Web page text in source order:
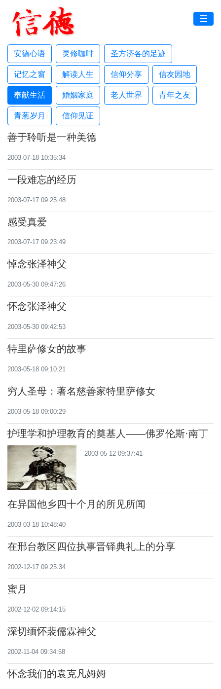
安德心语 灵修咖啡 圣方济各的足迹
记忆之窗 解读人生 信仰分享 信友园地
奉献生活 婚姻家庭 老人世界 青年之友
青葱岁月 信仰见证
善于聆听是一种美德
2003-07-18 10:35:34
一段难忘的经历
2003-07-17 09:25:48
感受真爱
2003-07-17 09:23:49
悼念张泽神父
2003-05-30 09:47:26
怀念张泽神父
2003-05-30 09:42:53
特里萨修女的故事
2003-05-18 09:10:21
穷人圣母：著名慈善家特里萨修女
2003-05-18 09:00:29
护理学和护理教育的奠基人——佛罗伦斯·南丁
格尔
2003-05-12 09:37:41
在异国他乡四十个月的所见所闻
2003-03-18 10:48:40
在邢台教区四位执事晋铎典礼上的分享
2002-12-17 09:25:34
蜜月
2002-12-02 09:14:15
深切缅怀裴儒霖神父
2002-11-04 09:34:58
怀念我们的袁克凡姆姆